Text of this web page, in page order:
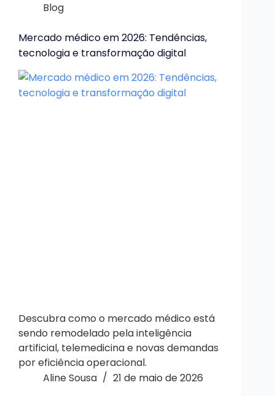
Blog
Mercado médico em 2026: Tendências,
tecnologia e transformação digital
Descubra como o mercado médico está
sendo remodelado pela inteligência
artificial, telemedicina e novas demandas
por eficiência operacional.
Aline Sousa
21 de maio de 2026